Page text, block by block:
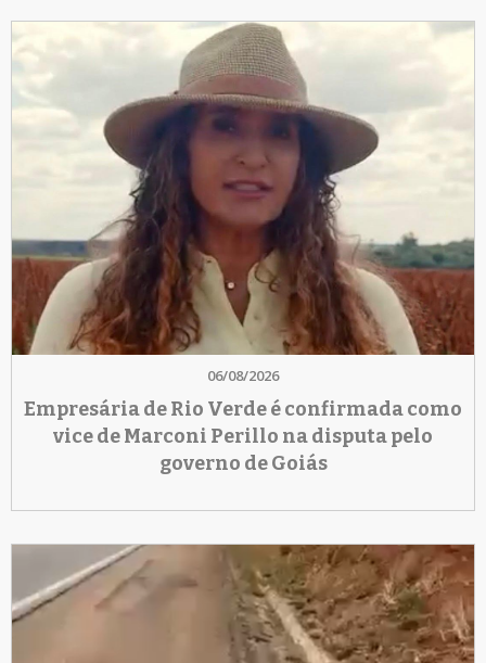
06/08/2026
Empresária de Rio Verde é confirmada como
vice de Marconi Perillo na disputa pelo
governo de Goiás